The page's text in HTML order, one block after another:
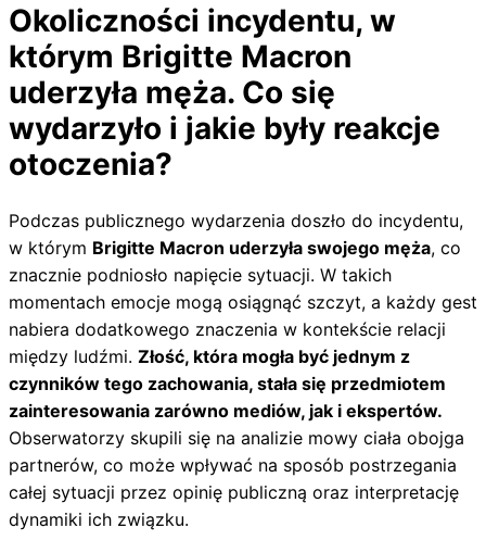
Okoliczności incydentu, w
którym Brigitte Macron
uderzyła męża. Co się
wydarzyło i jakie były reakcje
otoczenia?
Podczas publicznego wydarzenia doszło do incydentu,
w którym Brigitte Macron uderzyła swojego męża, co
znacznie podniosło napięcie sytuacji. W takich
momentach emocje mogą osiągnąć szczyt, a każdy gest
nabiera dodatkowego znaczenia w kontekście relacji
między ludźmi. Złość, która mogła być jednym z
czynników tego zachowania, stała się przedmiotem
zainteresowania zarówno mediów, jak i ekspertów.
Obserwatorzy skupili się na analizie mowy ciała obojga
partnerów, co może wpływać na sposób postrzegania
całej sytuacji przez opinię publiczną oraz interpretację
dynamiki ich związku.